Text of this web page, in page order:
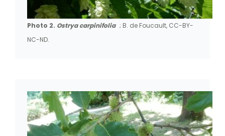
Photo 2. Ostrya carpinifolia ; B. de Foucault, CC-BY-
NC-ND.